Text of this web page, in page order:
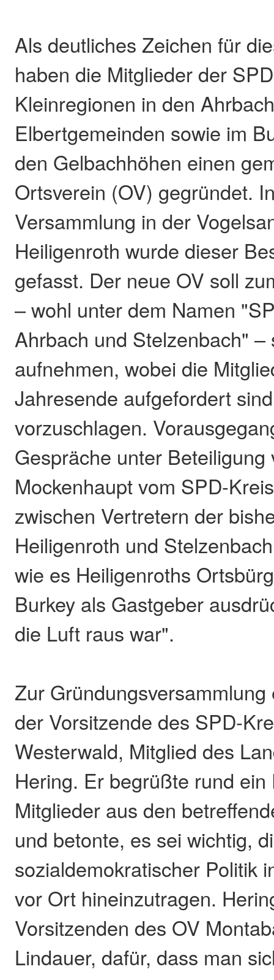
Als deutliches Zeichen für
haben die Mitglieder der
Kleinregionen in den
Elbertgemeinden sowie im
den Gelbachhöhen einen
Ortsverein (OV) gegründet.
Versammlung in der
Heiligenroth wurde dieser
gefasst. Der neue OV soll
– wohl unter dem Namen
Ahrbach und Stelzenbach" –
aufnehmen, wobei die
Jahresende aufgefordert
vorzuschlagen.
Gespräche unter Beteiligung
Mockenhaupt vom SPD-
zwischen Vertretern der
Heiligenroth und
wie es Heiligenroths
Burkey als Gastgeber
die Luft raus war".
Zur
der Vorsitzende des SPD-
Westerwald, Mitglied des
Hering. Er begrüßte rund
Mitglieder aus den
und betonte, es sei wichtig,
sozialdemokratischer Politik
vor Ort hineinzutragen.
Vorsitzenden des OV
Lindauer, dafür, dass man